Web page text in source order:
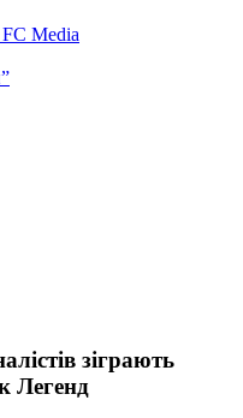
FC Media
зіграють
Легенд